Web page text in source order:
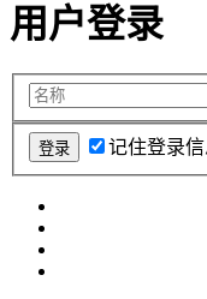
用户登录
记住登录信